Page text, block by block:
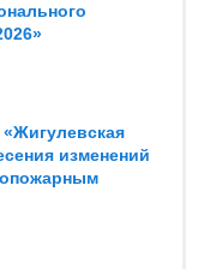
«Жигулевская
изменений